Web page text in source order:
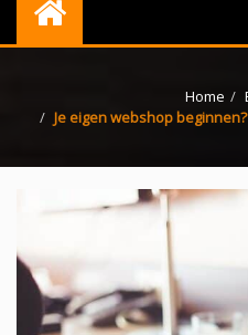
Home
Je eigen webshop